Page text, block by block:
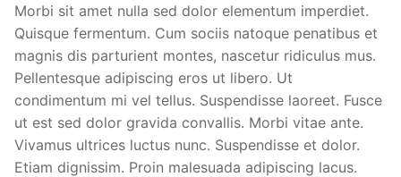
Morbi sit amet nulla sed dolor elementum imperdiet.
Quisque fermentum. Cum sociis natoque penatibus et
magnis dis parturient montes, nascetur ridiculus mus.
Pellentesque adipiscing eros ut libero. Ut
condimentum mi vel tellus. Suspendisse laoreet. Fusce
ut est sed dolor gravida convallis. Morbi vitae ante.
Vivamus ultrices luctus nunc. Suspendisse et dolor.
Etiam dignissim. Proin malesuada adipiscing lacus.